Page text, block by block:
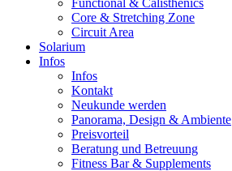
Functional & Calisthenics
Core & Stretching Zone
Circuit Area
Solarium
Infos
Infos
Kontakt
Neukunde werden
Panorama, Design & Ambiente
Preisvorteil
Beratung und Betreuung
Fitness Bar & Supplements